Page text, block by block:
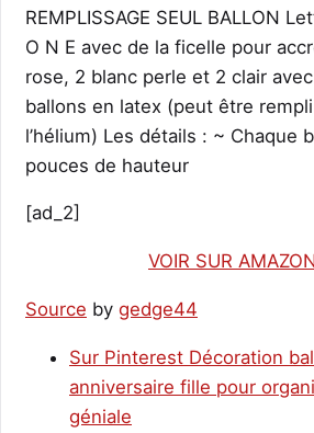
REMPLISSAGE SEUL BALLON
O N E avec de la ficelle pour
rose, 2 blanc perle et 2 clair
ballons en latex (peut être
l’hélium) Les détails : ~ Chaque
pouces de hauteur
[ad_2]
VOIR SUR
Source by gedge44
Sur Pinterest Décoration
anniversaire fille pour
géniale